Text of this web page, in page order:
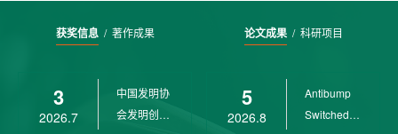
获奖信息/ 著作成果
3
2026.7
中国发明协
会发明创业
论文成果/ 科研项目
5
2026.8
Antibump
Switched